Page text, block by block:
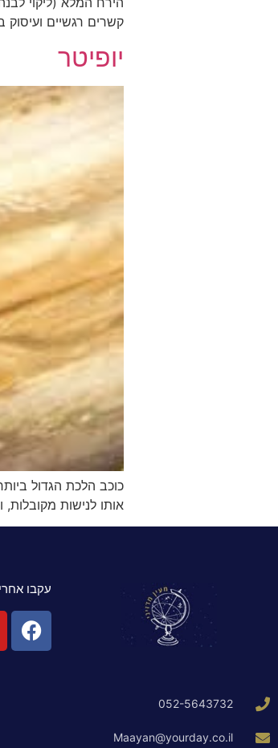
קשרים רגשיים ועיסוק
יופיטר
כוכב הלכת הגדול
אותו לנישות
052-5643732
Maayan@yourday.co.il
עקבו אחרי